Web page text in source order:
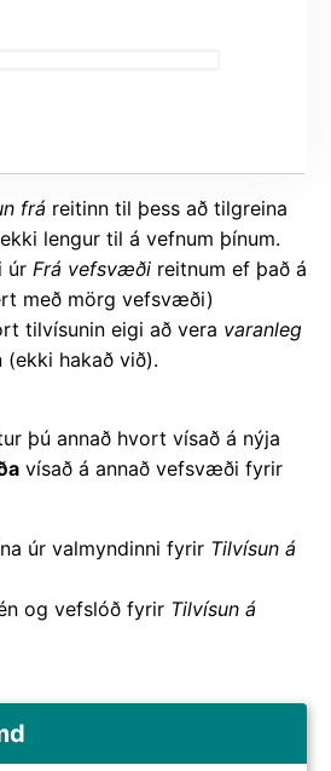
frá reitinn til þess að tilgreina
lengur til á vefnum þínum.
úr Frá vefsvæði reitnum ef það á
með mörg vefsvæði)
tilvísunin eigi að vera varanleg
(ekki hakað við).
þú annað hvort vísað á nýja
vísað á annað vefsvæði fyrir
úr valmyndinni fyrir Tilvísun á
og vefslóð fyrir Tilvísun á